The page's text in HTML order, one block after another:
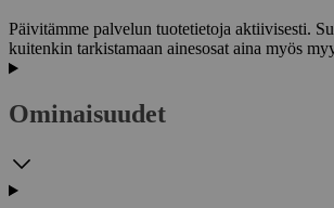
Päivitämme palvelun tuotetietoja aktiivisesti.
kuitenkin tarkistamaan ainesosat aina myös
Ominaisuudet